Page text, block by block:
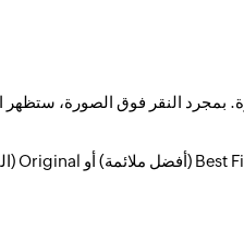
النقر فوق الصورة، ستظهر